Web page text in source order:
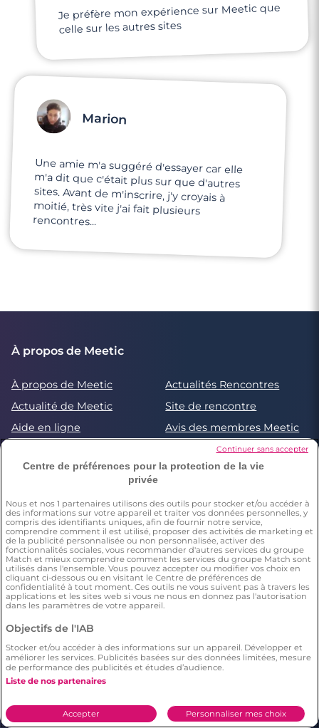
Je préfère mon expérience sur Meetic que
celle sur les autres sites
Marion
Une amie m'a suggéré d'essayer car elle
m'a dit que c'était plus sur que d'autres
sites. Avant de m'inscrire, j'y croyais à
moitié, très vite j'ai fait plusieurs
rencontres...
À propos de Meetic
À propos de Meetic
Actualités Rencontres
Actualité de Meetic
Site de rencontre
Aide en ligne
Avis des membres Meetic
Love everywhere
Les services Meetic
Site de rencontre sérieux
et fiable : comment
trouver l'amour
Rencontrer une femme
célibataire
Rencontrer un homme
idéal
Les cinq plus beaux
compliments à faire à une
5 SMS pour le ou la faire
Comment rendre fou
amoureux un homme par
Compatibilité des signes
astrologiques avec le
Centre de préférences pour la protection de la vie
privée
Nous et nos 1 partenaires utilisons des outils pour stocker et/ou accéder à
des informations sur votre appareil et traiter vos données personnelles, y
compris des identifiants uniques, afin de fournir notre service,
comprendre comment il est utilisé, proposer des activités de marketing et
de la publicité personnalisée ou non personnalisée, activer des
fonctionnalités sociales, vous recommander d'autres services du groupe
Match et mieux comprendre comment les services du groupe Match sont
utilisés dans l'ensemble. Vous pouvez accepter ou modifier vos choix en
cliquant ci-dessous ou en visitant le Centre de préférences de
confidentialité à tout moment. Ces outils ne vous suivent pas à travers les
applications et les sites web si vous ne nous en donnez pas l'autorisation
dans les paramètres de votre appareil.
Objectifs de l'IAB
Stocker et/ou accéder à des informations sur un appareil. Développer et
améliorer les services. Publicités basées sur des données limitées, mesure
de performance des publicités et études d’audience.
Liste de nos partenaires
Personnaliser mes choix
Accepter
Continuer sans accepter